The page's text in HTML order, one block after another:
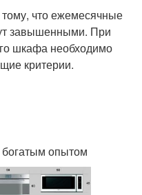
тому, что ежемесячные
завышенными. При
шкафа необходимо
критерии.
богатым опытом